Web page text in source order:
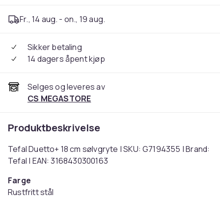
Fr., 14 aug. - on., 19 aug.
Sikker betaling
14 dagers åpent kjøp
Selges og leveres av
CS MEGASTORE
Produktbeskrivelse
Tefal Duetto+ 18 cm sølvgryte | SKU: G7194355 | Brand:
Tefal | EAN: 3168430300163
Farge
Rustfritt stål